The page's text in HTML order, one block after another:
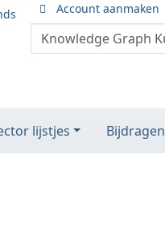
Account aanmaken
lijstjes Bijdragen